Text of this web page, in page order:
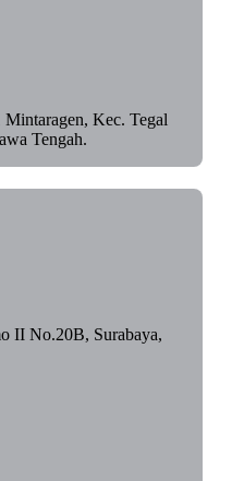
Kec. Tegal
Tengah.
II No.20B, Surabaya,